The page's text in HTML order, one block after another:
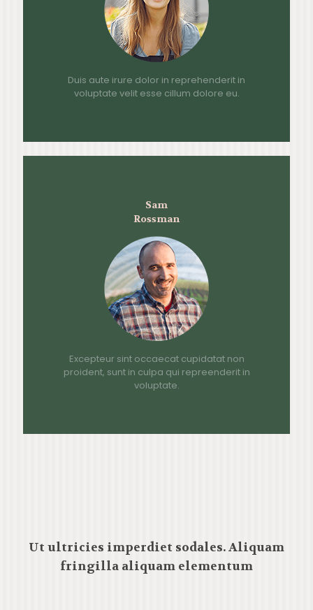
Duis aute irure dolor in reprehenderit in
voluptate velit esse cillum dolore eu.
Sam
Rossman
Excepteur sint occaecat cupidatat non
proident, sunt in culpa qui repreenderit in
voluptate.
Ut ultricies imperdiet sodales. Aliquam
fringilla aliquam elementum